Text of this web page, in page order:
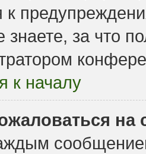
к
знаете, за что
к началу